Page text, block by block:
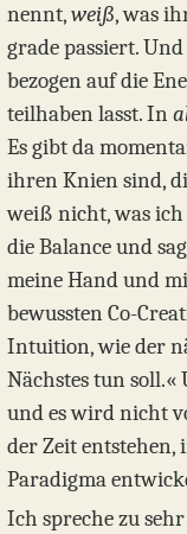
nennt,weiß, was
grade passiert.
bezogen auf die
teilhaben lasst. In
Es gibt da
ihren Knien sind,
weiß nicht, was ich
die Balance und
meine Hand und
bewussten Co-
Intuition, wie der
Nächstes tun
und es wird nicht
der Zeit entstehen,
Paradigma
Ich spreche zu